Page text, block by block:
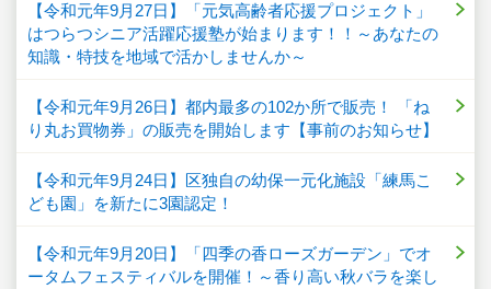
【令和元年9月27日】「元気高齢者応援プロジェクト」
はつらつシニア活躍応援塾が始まります！！～あなたの
知識・特技を地域で活かしませんか～
【令和元年9月26日】都内最多の102か所で販売！ 「ね
り丸お買物券」の販売を開始します【事前のお知らせ】
【令和元年9月24日】区独自の幼保一元化施設「練馬こ
ども園」を新たに3園認定！
【令和元年9月20日】「四季の香ローズガーデン」でオ
ータムフェスティバルを開催！～香り高い秋バラを楽し